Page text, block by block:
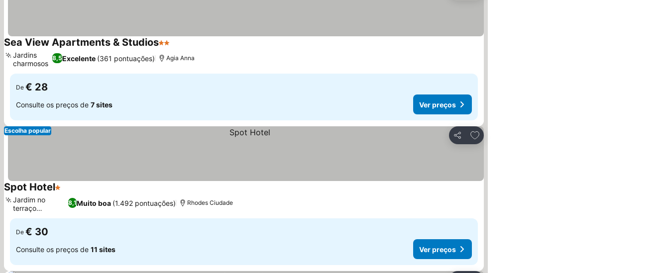
Sea View Apartments & Studios2 Estrelas
8,5Excelente (361 pontuações)
Jardins
charmosos
Agia Anna
De € 28
Consulte os preços de 7 sites Ver preços
Partilhar
Adicionar aos favoritos
Escolha popular
Spot Hotel1 Estrelas
8,1Muito boa (1.492 pontuações)
Jardim no
terraço
mobiliado
Rhodes Ciudade
De € 30
Consulte os preços de 11 sites Ver preços